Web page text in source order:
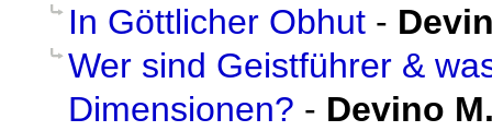
In Göttlicher Obhut -
Wer sind Geistführer &
Dimensionen? - Devino